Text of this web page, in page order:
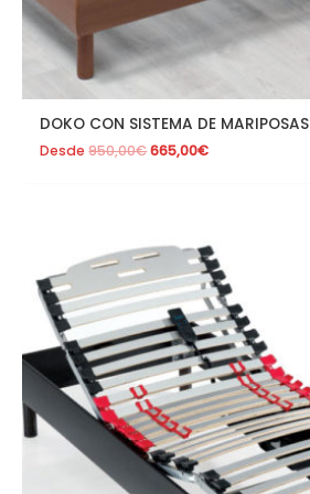
DOKO CON SISTEMA DE MARIPOSAS
Desde 950,00€665,00€
original
era:
830,00€.
actual
es:
581,00€.